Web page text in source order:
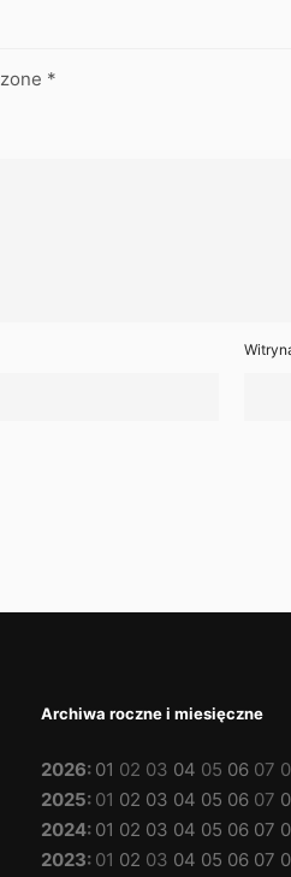
*
Archiwa roczne i miesięczne
2026: 01 02 03 04 05 06 07
2025: 01 02 03 04 05 06 07
2024: 01 02 03 04 05 06 07
2023: 01 02 03 04 05 06 07